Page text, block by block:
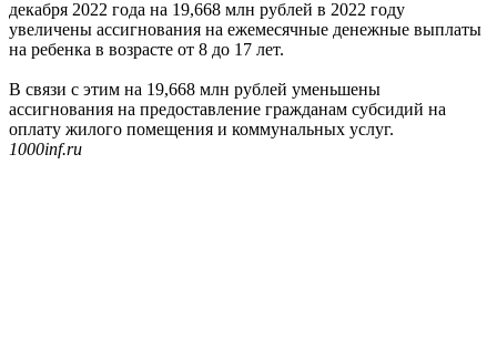
декабря 2022 года на 19,668 млн рублей в 2022 году
увеличены ассигнования на ежемесячные денежные выплаты
на ребенка в возрасте от 8 до 17 лет.
В связи с этим на 19,668 млн рублей уменьшены
ассигнования на предоставление гражданам субсидий на
оплату жилого помещения и коммунальных услуг.
1000inf.ru